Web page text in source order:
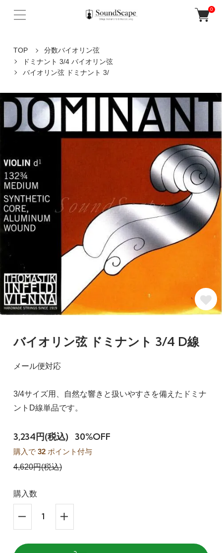
0
TOP
分数バイオリン弦
ドミナント 3/4 バイオリン弦
バイオリン弦 ドミナント 3/
バイオリン弦 ドミナント 3/4 D線
メール便対応
3/4サイズ用、自然な響きと扱いやすさを備えたドミナ
ントD線単品です。
3,234円(税込) 30%OFF
購入で 32ポイント付与
4,620円(税込)
購入数